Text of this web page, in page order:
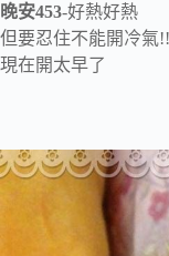
晚安453-好熱好熱
但要忍住不能開冷氣!!
現在開太早了